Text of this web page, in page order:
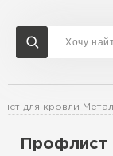
для кровли
Профлист
Доставка и
Перейти в